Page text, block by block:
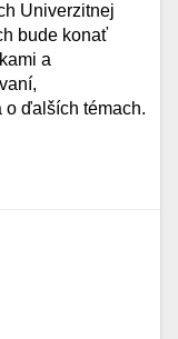
Univerzitnej
bude konať
a
o ďalších témach.